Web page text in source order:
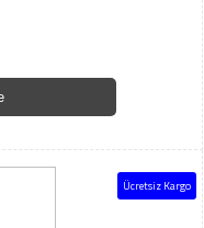
Ücretsiz Kargo